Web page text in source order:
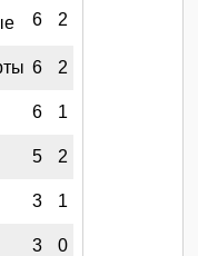
6 2
6 2
6 1
5 2
3 1
3 0